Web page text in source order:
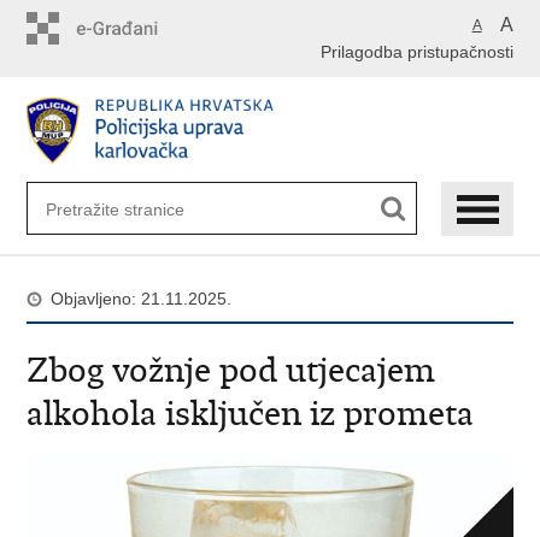
A A
Prilagodba pristupačnosti
Objavljeno: 21.11.2025.
Zbog vožnje pod utjecajem
alkohola isključen iz prometa